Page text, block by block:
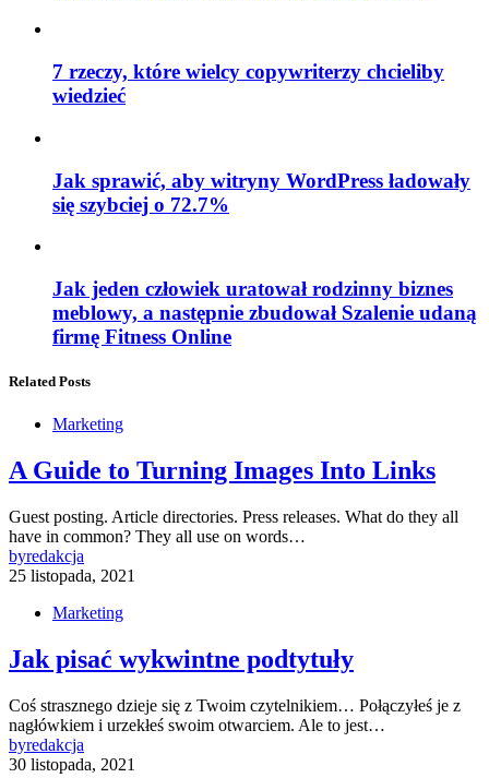
7 rzeczy, które wielcy copywriterzy chcieliby
wiedzieć
Jak sprawić, aby witryny WordPress ładowały
się szybciej o 72.7%
Jak jeden człowiek uratował rodzinny biznes
meblowy, a następnie zbudował Szalenie udaną
firmę Fitness Online
Related Posts
Marketing
A Guide to Turning Images Into Links
Guest posting. Article directories. Press releases. What do they all
have in common? They all use on words…
byredakcja
25 listopada, 2021
Marketing
Jak pisać wykwintne podtytuły
Coś strasznego dzieje się z Twoim czytelnikiem… Połączyłeś je z
nagłówkiem i urzekłeś swoim otwarciem. Ale to jest…
byredakcja
30 listopada, 2021